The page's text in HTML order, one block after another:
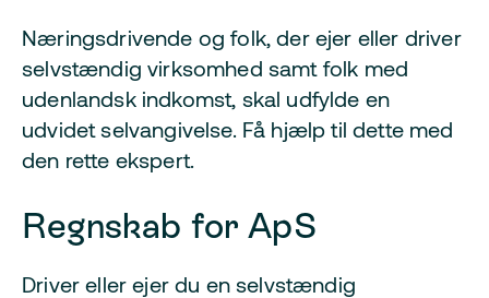
Næringsdrivende og folk, der ejer eller driver
selvstændig virksomhed samt folk med
udenlandsk indkomst, skal udfylde en
udvidet selvangivelse. Få hjælp til dette med
den rette ekspert.
Regnskab for ApS
Driver eller ejer du en selvstændig